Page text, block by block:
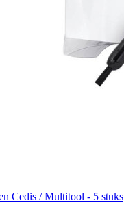
Cedis / Multitool - 5 stuks